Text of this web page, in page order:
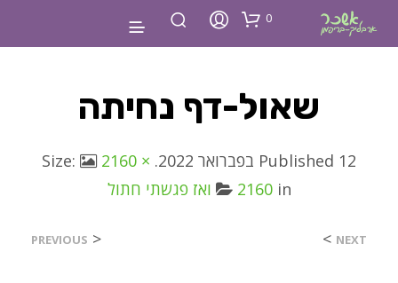
0
שאול-דף נחיתה
Published 12 בפברואר 2022 . Size:
2160 ×
2160in ואז פגשתי חתול
<
PREVIOUS NEXT
>